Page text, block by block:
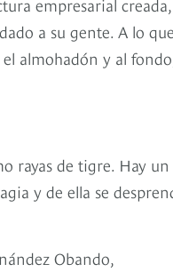
a su gente. A lo que
almohadón y al
rayas de tigre. Hay un
y de ella se
Obando,